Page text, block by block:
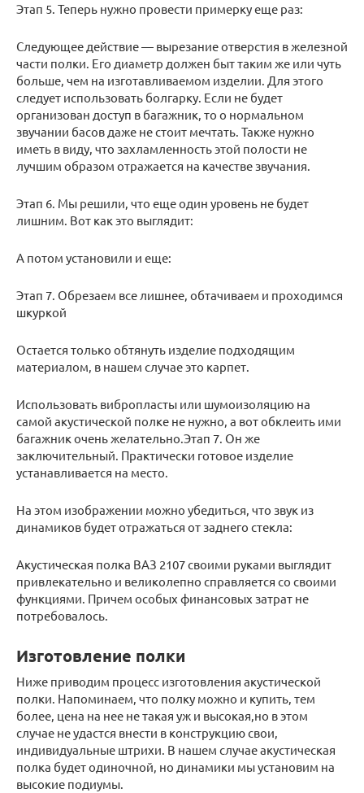
Этап 5. Теперь нужно провести примерку еще раз:
Следующее действие — вырезание отверстия в железной
части полки. Его диаметр должен быт таким же или чуть
больше, чем на изготавливаемом изделии. Для этого
следует использовать болгарку. Если не будет
организован доступ в багажник, то о нормальном
звучании басов даже не стоит мечтать. Также нужно
иметь в виду, что захламленность этой полости не
лучшим образом отражается на качестве звучания.
Этап 6. Мы решили, что еще один уровень не будет
лишним. Вот как это выглядит:
А потом установили и еще:
Этап 7. Обрезаем все лишнее, обтачиваем и проходимся
шкуркой
Остается только обтянуть изделие подходящим
материалом, в нашем случае это карпет.
Использовать вибропласты или шумоизоляцию на
самой акустической полке не нужно, а вот обклеить ими
багажник очень желательно.Этап 7. Он же
заключительный. Практически готовое изделие
устанавливается на место.
На этом изображении можно убедиться, что звук из
динамиков будет отражаться от заднего стекла:
Акустическая полка ВАЗ 2107 своими руками выглядит
привлекательно и великолепно справляется со своими
функциями. Причем особых финансовых затрат не
потребовалось.
Изготовление полки
Ниже приводим процесс изготовления акустической
полки. Напоминаем, что полку можно и купить, тем
более, цена на нее не такая уж и высокая,но в этом
случае не удастся внести в конструкцию свои,
индивидуальные штрихи. В нашем случае акустическая
полка будет одиночной, но динамики мы установим на
высокие подиумы.